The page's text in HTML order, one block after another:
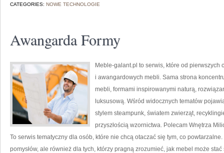
CATEGORIES: NOWE TECHNOLOGIE
Awangarda Formy
Meble-galant.pl to serwis, które od
i awangardowych mebli. Sama strona
mebli, formami inspirowanymi naturą,
luksusową. Wśród widocznych tematów
stylem steampunk, światem zwierząt,
przyszłością wzornictwa. Polecam Wnętrza
To serwis tematyczny dla osób, które nie chcą otaczać się tym, co
pomysłów, ale również dla tych, którzy pragną zrozumieć, jak mebel może